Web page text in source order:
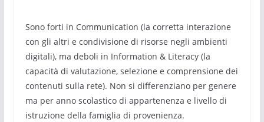
Sono forti in Communication (la corretta interazione
con gli altri e condivisione di risorse negli ambienti
digitali), ma deboli in Information & Literacy (la
capacità di valutazione, selezione e comprensione dei
contenuti sulla rete). Non si differenziano per genere
ma per anno scolastico di appartenenza e livello di
istruzione della famiglia di provenienza.